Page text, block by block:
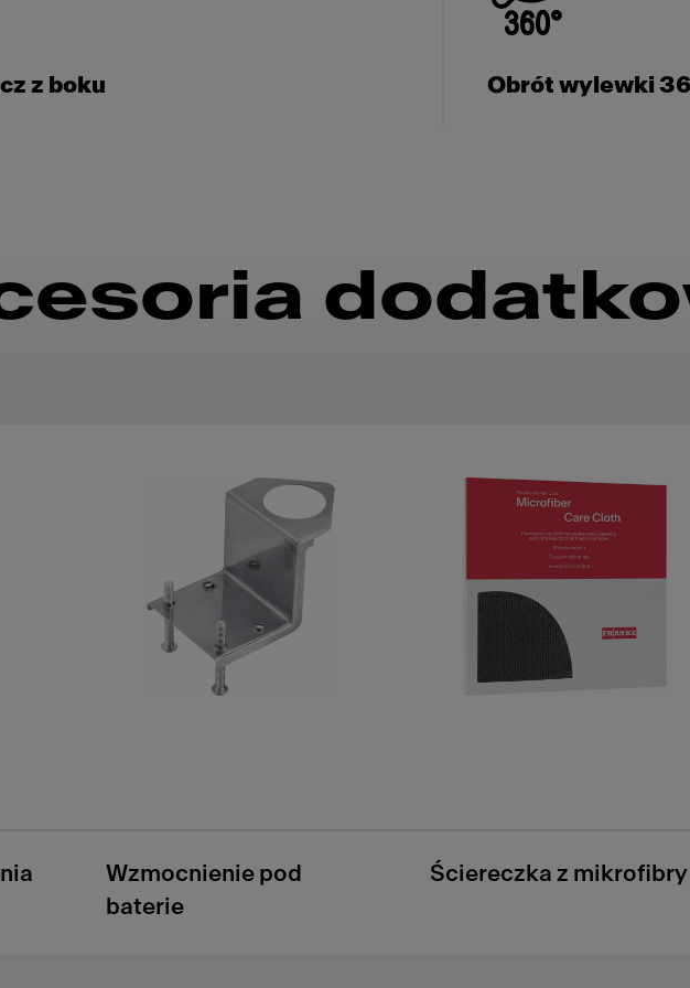
z boku Obrót wylewki
Wzmocnienie pod
baterie
Ściereczka z mikrofibry